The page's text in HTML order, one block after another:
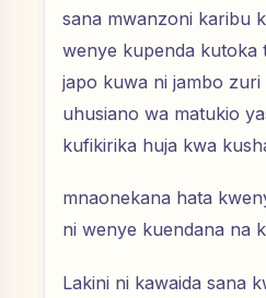
sana mwanzoni karibu
wenye kupenda kutoka
japo kuwa ni jambo
uhusiano wa matukio
kufikirika huja kwa
mnaonekana hata
ni wenye kuendana na
Lakini ni kawaida sana